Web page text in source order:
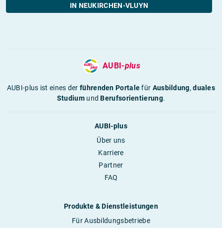
IN NEUKIRCHEN-VLUYN
AUBI-plus
AUBI-plus ist eines derführenden Portalefür Ausbildung,duales
StudiumundBerufsorientierung.
AUBI-plus
Über uns
Karriere
Partner
FAQ
Produkte & Dienstleistungen
Für Ausbildungsbetriebe